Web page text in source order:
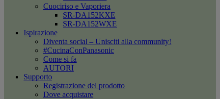
Cuociriso e Vaporiera
SR-DA152KXE
SR-DA152WXE
Ispirazione
Diventa social – Unisciti alla community!
#CucinaConPanasonic
Come si fa
AUTORI
Supporto
Registrazione del prodotto
Dove acquistare